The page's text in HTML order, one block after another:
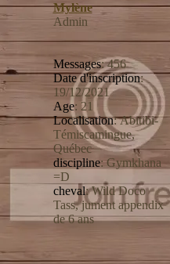
Mylène
Admin
Messages:456
Date d'inscription:
19/12/2021
Age: 21
Localisation:Abitibi-
Témiscamingue,
Québec
discipline:Gymkhana
=D
cheval:Wild Doco
Tass, jument appendix
de 6 ans